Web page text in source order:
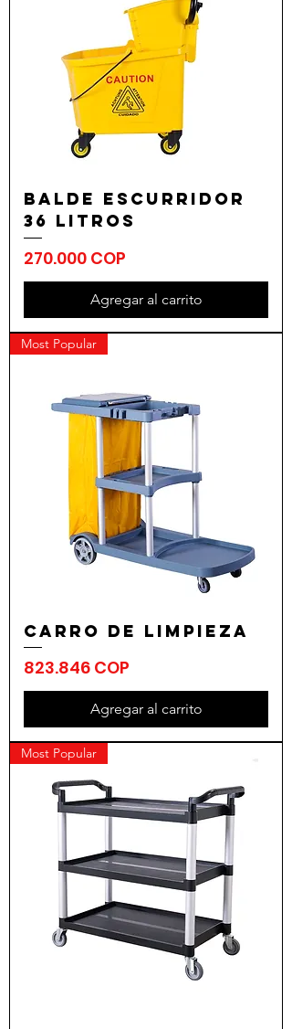
Balde Escurridor
36 Litros
Precio
270.000 COP
Agregar al carrito
Most Popular
Carro de Limpieza
Precio
823.846 COP
Agregar al carrito
Most Popular